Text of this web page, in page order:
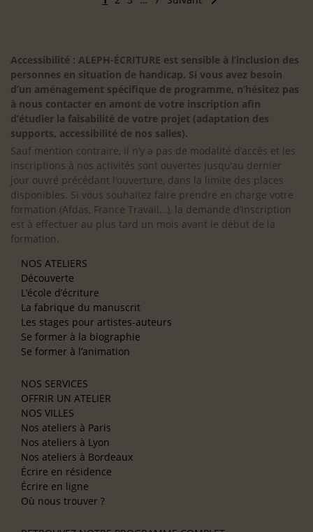
Accessibilité : ALEPH-ÉCRITURE est sensible à l’inclusion des
personnes en situation de handicap. Si vous avez besoin
d’un aménagement spécifique de programme, n’hésitez pas
à nous contacter en amont de votre inscription afin
d’étudier la faisabilité de votre projet (adaptation des
supports, accessibilité de nos salles).
Sauf mention contraire, il n’y a pas de modalité d’accès et les
inscriptions à nos activités sont ouvertes jusqu’au dernier
jour ouvré précédant l’ouverture, dans la limite des places
disponibles. Si vous souhaitez faire prendre en charge votre
formation (Afdas, France Travail…), la demande d’inscription
est à effectuer au plus tard un mois avant le début de la
formation.
NOS ATELIERS
Découverte
L’école d’écriture
La fabrique du manuscrit
Les stages pour artistes-auteurs
Se former à la biographie
Se former à l’animation
NOS SERVICES
OFFRIR UN ATELIER
NOS VILLES
Nos ateliers à Paris
Nos ateliers à Lyon
Nos ateliers à Bordeaux
Écrire en résidence
Écrire en ligne
Où nous trouver ?